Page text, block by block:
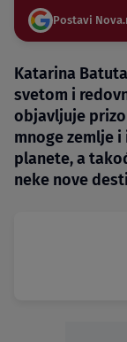
Postavi
Katarina
svetom i
objavljuje
mnoge zemlje
planete, a
neke nove